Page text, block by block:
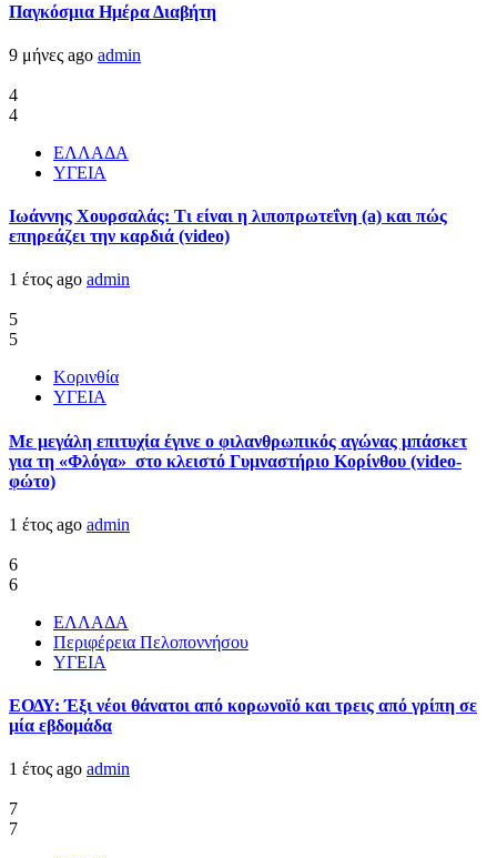
Παγκόσμια Ημέρα Διαβήτη
9 μήνες ago admin
4
4
ΕΛΛΑΔΑ
ΥΓΕΙΑ
Ιωάννης Χουρσαλάς: Τι είναι η λιποπρωτεΐνη (a) και πώς
επηρεάζει την καρδιά (video)
1 έτος ago admin
5
5
Κορινθία
ΥΓΕΙΑ
Με μεγάλη επιτυχία έγινε ο φιλανθρωπικός αγώνας μπάσκετ
για τη «Φλόγα» στο κλειστό Γυμναστήριο Κορίνθου (video-
φώτο)
1 έτος ago admin
6
6
ΕΛΛΑΔΑ
Περιφέρεια Πελοποννήσου
ΥΓΕΙΑ
ΕΟΔΥ: Έξι νέοι θάνατοι από κορωνοϊό και τρεις από γρίπη σε
μία εβδομάδα
1 έτος ago admin
7
7